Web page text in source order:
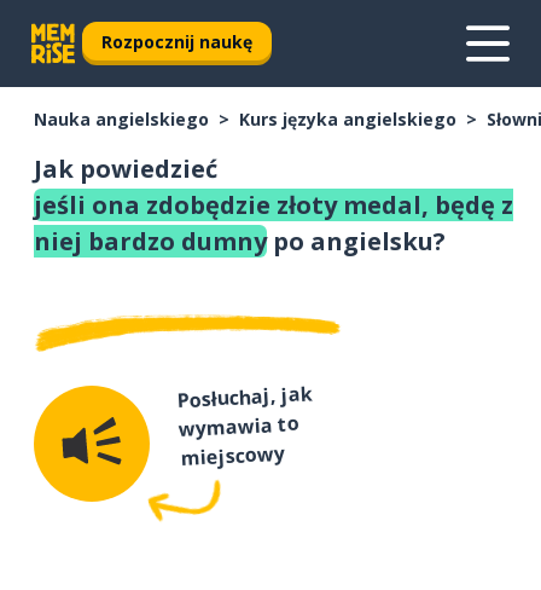
Rozpocznij naukę
Nauka angielskiego Kurs języka angielskiego
Jak powiedzieć
jeśli ona zdobędzie złoty medal, będę z
niej bardzo dumnypo angielsku?
Posłuchaj, jak
wymawia to
miejscowy